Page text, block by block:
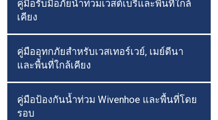
คู่มือรับมือภัยน้ำท่วมเวสต์เบรีและพื้นที่ใกล้
เคียง
คู่มืออุทกภัยสำหรับเวสเทอร์เวย์, เมย์ดีนา
และพื้นที่ใกล้เคียง
คู่มือป้องกันน้ำท่วม Wivenhoe และพื้นที่โดย
รอบ